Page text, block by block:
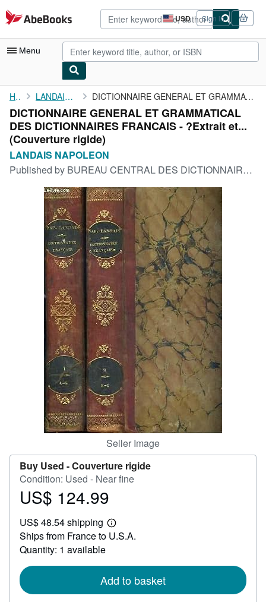
Skip to main content
AbeBooks.com USD
Site
shopping
preferences
Sign in
Menu
My Account
My Purchases
Advanced Search
Browse Collections
Art & Collectibles
Textbooks
Start Selling
CLOSE
Home LANDAIS NAPOLEON DICTIONNAIRE GENERAL ET GRAMMATICAL DES DICTIONNAIRES FRANCAIS -...
DICTIONNAIRE GENERAL ET GRAMMATICAL
DES DICTIONNAIRES FRANCAIS - ?Extrait et...
(Couverture rigide)
LANDAIS NAPOLEON
Published by BUREAU CENTRAL DES DICTIONNAIRES, 1836
Seller Image
Buy Used -Couverture rigide
Condition: Used - Near fine
Price
124.99
US$ 124.99
US$ 48.54 shipping
Learn
more
Ships from France to U.S.A.
Quantity: 1 available
Add to basket